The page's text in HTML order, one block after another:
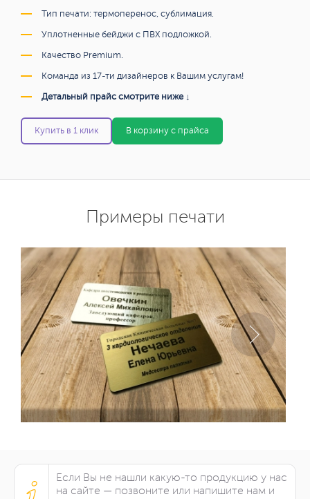
Тип печати: термоперенос, сублимация.
Уплотненные бейджи с ПВХ подложкой.
Качество Premium.
Команда из 17-ти дизайнеров к Вашим услугам!
Детальный прайс смотрите ниже ↓
Купить в 1 клик В корзину с прайса
Примеры печати
Если Вы не нашли какую-то продукцию у нас
на сайте — позвоните или напишите нам и